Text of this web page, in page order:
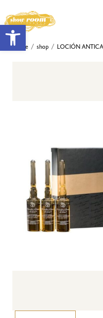
Abrir barra de herramientas
Home / shop / LOCIÓN